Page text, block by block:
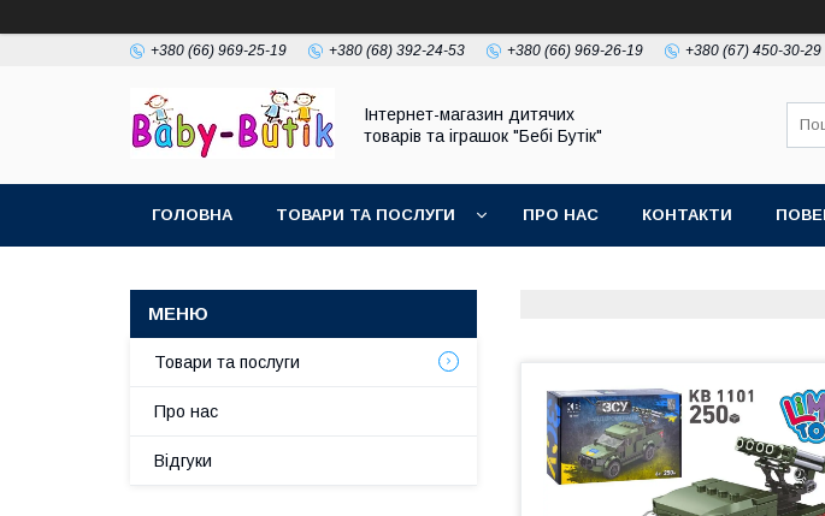
+380 (66) 969-25-19 +380 (68) 392-24-53 +380 (66) 969-26-19 +380 (67) 450-30-29
Інтернет-магазин дитячих
товарів та іграшок "Бебі Бутік"
ГОЛОВНА ТОВАРИ ТА ПОСЛУГИ ПРО НАС КОНТАКТИ
Товари та послуги
Про нас
Відгуки